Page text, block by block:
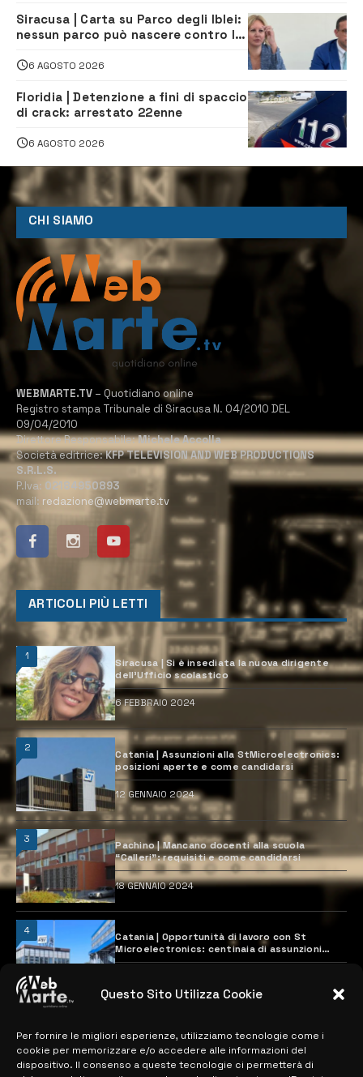
Questo Sito Utilizza Cookie
Per fornire le migliori esperienze, utilizziamo tecnologie come i
cookie per memorizzare e/o accedere alle informazioni del
dispositivo. Il consenso a queste tecnologie ci permetterà di
Siracusa | Carta su Parco degli Iblei:
nessun parco può nascere contro le
6 AGOSTO 2026
Floridia | Detenzione a fini di spaccio
di crack: arrestato 22enne
6 AGOSTO 2026
CHI SIAMO
WEBMARTE.TV – Quotidiano online
Registro stampa Tribunale di Siracusa N. 04/2010 DEL
09/04/2010
Direttore Responsabile:Michele Accolla
Società editrice:KFP TELEVISION AND WEB PRODUCTIONS
S.R.L.S.
P.Iva: 02184950893
mail: redazione@webmarte.tv
ARTICOLI PIÙ LETTI
1
Siracusa | Si è insediata la nuova dirigente
dell’Ufficio scolastico
6 FEBBRAIO 2024
2
Catania | Assunzioni alla StMicroelectronics:
posizioni aperte e come candidarsi
12 GENNAIO 2024
3
Pachino | Mancano docenti alla scuola
“Calleri”: requisiti e come candidarsi
18 GENNAIO 2024
4
Catania | Opportunità di lavoro con St
Microelectronics: centinaia di assunzioni
previste
MAPPA DEL SITO